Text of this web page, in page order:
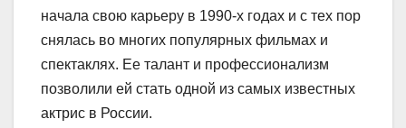
начала свою карьеру в 1990-х годах и с тех пор
снялась во многих популярных фильмах и
спектаклях. Ее талант и профессионализм
позволили ей стать одной из самых известных
актрис в России.